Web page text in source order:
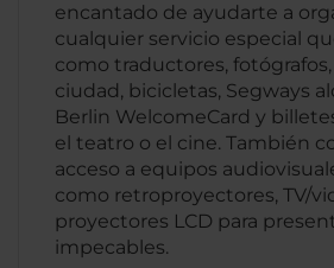
encantado de ayudarte a
cualquier servicio especial
como traductores,
ciudad, bicicletas, Segways
Berlin WelcomeCard y
el teatro o el cine. También
acceso a equipos
como retroproyectores, TV/
proyectores LCD para
impecables.